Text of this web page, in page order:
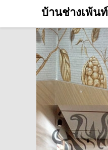
บ้านช่างเพ้นท์